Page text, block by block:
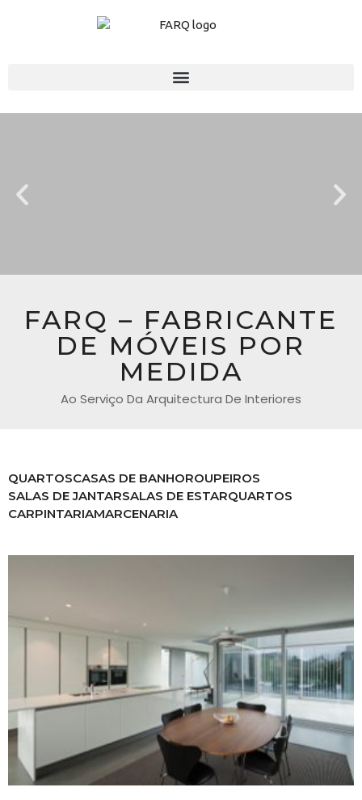
FARQ – FABRICANTE
DE MÓVEIS POR
MEDIDA
Ao Serviço Da Arquitectura De Interiores
QUARTOSCASAS DE BANHOROUPEIROS
SALAS DE JANTARSALAS DE ESTARQUARTOS
CARPINTARIAMARCENARIA